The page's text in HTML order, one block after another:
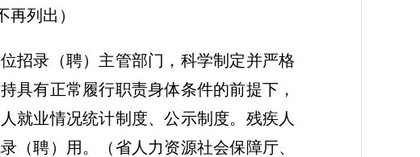
列出）
招录（聘）主管部门，科学制定并严格
具有正常履行职责身体条件的前提下，
就业情况统计制度、公示制度。残疾人
（聘）用。
（省人力资源社会保障厅、